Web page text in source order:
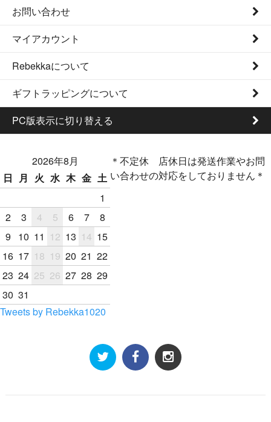
お問い合わせ
マイアカウント
Rebekkaについて
ギフトラッピングについて
PC版表示に切り替える
2026年8月
日
月 火 水 木 金 土
1
2
3 4 5 6 7
8
9
10 11 12 13 14 15
16 17 18 19 20 21 22
23 24 25 26 27 28 29
30 31
＊不定休 店休日は発送作業やお問
い合わせの対応をしておりません＊
Tweets by Rebekka1020